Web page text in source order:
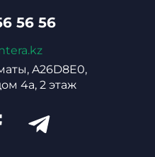
56 56
A26D8E0,
4а, 2 этаж